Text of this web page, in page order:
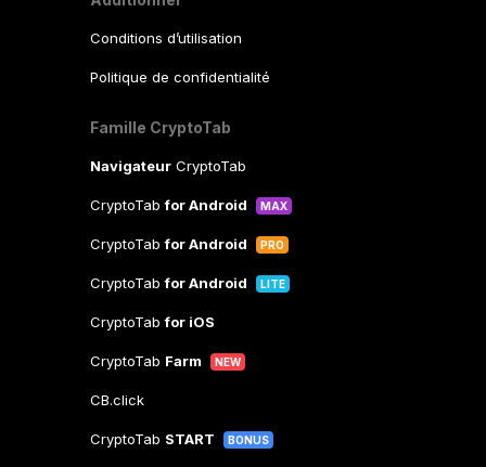
Conditions d’utilisation
Politique de confidentialité
Famille CryptoTab
Navigateur CryptoTab
CryptoTabfor Android MAX
CryptoTabfor Android PRO
CryptoTabfor Android LITE
CryptoTabfor iOS
CryptoTab Farm NEW
CB.click
CryptoTab START BONUS